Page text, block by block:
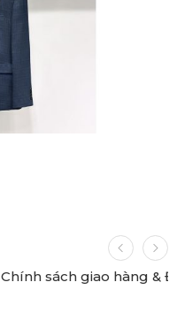
Chính sách giao hàng &